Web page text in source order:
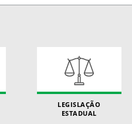
LEGISLAÇÃO
ESTADUAL